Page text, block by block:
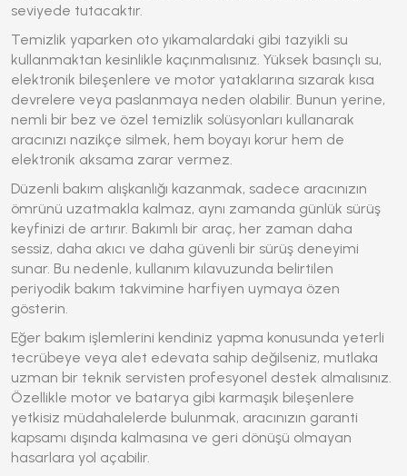
seviyede tutacaktır.
Temizlik yaparken oto yıkamalardaki gibi tazyikli su
kullanmaktan kesinlikle kaçınmalısınız. Yüksek basınçlı su,
elektronik bileşenlere ve motor yataklarına sızarak kısa
devrelere veya paslanmaya neden olabilir. Bunun yerine,
nemli bir bez ve özel temizlik solüsyonları kullanarak
aracınızı nazikçe silmek, hem boyayı korur hem de
elektronik aksama zarar vermez.
Düzenli bakım alışkanlığı kazanmak, sadece aracınızın
ömrünü uzatmakla kalmaz, aynı zamanda günlük sürüş
keyfinizi de artırır. Bakımlı bir araç, her zaman daha
sessiz, daha akıcı ve daha güvenli bir sürüş deneyimi
sunar. Bu nedenle, kullanım kılavuzunda belirtilen
periyodik bakım takvimine harfiyen uymaya özen
gösterin.
Eğer bakım işlemlerini kendiniz yapma konusunda yeterli
tecrübeye veya alet edevata sahip değilseniz, mutlaka
uzman bir teknik servisten profesyonel destek almalısınız.
Özellikle motor ve batarya gibi karmaşık bileşenlere
yetkisiz müdahalelerde bulunmak, aracınızın garanti
kapsamı dışında kalmasına ve geri dönüşü olmayan
hasarlara yol açabilir.